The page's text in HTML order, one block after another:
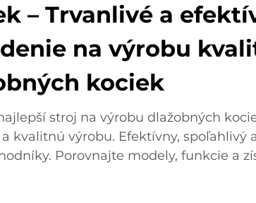
– Trvanlivé a
na výrobu
kociek
stroj na výrobu dlažobných
kvalitnú výrobu. Efektívny, spoľahlivý
Porovnajte modely, funkcie a